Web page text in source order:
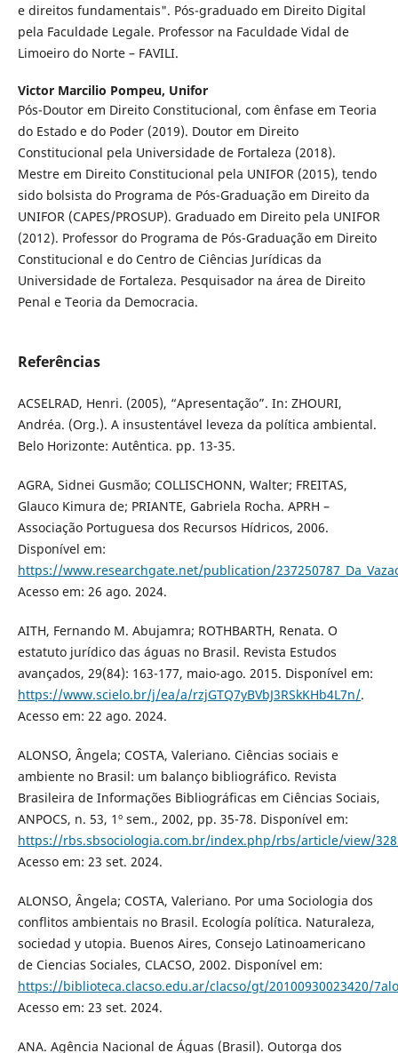
e direitos fundamentais". Pós-graduado em Direito Digital
pela Faculdade Legale. Professor na Faculdade Vidal de
Limoeiro do Norte – FAVILI.
Victor Marcilio Pompeu, Unifor
Pós-Doutor em Direito Constitucional, com ênfase em Teoria
do Estado e do Poder (2019). Doutor em Direito
Constitucional pela Universidade de Fortaleza (2018).
Mestre em Direito Constitucional pela UNIFOR (2015), tendo
sido bolsista do Programa de Pós-Graduação em Direito da
UNIFOR (CAPES/PROSUP). Graduado em Direito pela UNIFOR
(2012). Professor do Programa de Pós-Graduação em Direito
Constitucional e do Centro de Ciências Jurídicas da
Universidade de Fortaleza. Pesquisador na área de Direito
Penal e Teoria da Democracia.
Referências
ACSELRAD, Henri. (2005), “Apresentação”. In: ZHOURI,
Andréa. (Org.). A insustentável leveza da política ambiental.
Belo Horizonte: Autêntica. pp. 13-35.
AGRA, Sidnei Gusmão; COLLISCHONN, Walter; FREITAS,
Glauco Kimura de; PRIANTE, Gabriela Rocha. APRH –
Associação Portuguesa dos Recursos Hídricos, 2006.
Disponível em:
https://www.researchgate.net/publication/
Acesso em: 26 ago. 2024.
AITH, Fernando M. Abujamra; ROTHBARTH, Renata. O
estatuto jurídico das águas no Brasil. Revista Estudos
avançados, 29(84): 163-177, maio-ago. 2015. Disponível em:
https://www.scielo.br/j/ea/a/rzjGTQ7yBVbJ3RSkKHb4L7n/.
Acesso em: 22 ago. 2024.
ALONSO, Ângela; COSTA, Valeriano. Ciências sociais e
ambiente no Brasil: um balanço bibliográfico. Revista
Brasileira de Informações Bibliográficas em Ciências Sociais,
ANPOCS, n. 53, 1º sem., 2002, pp. 35-78. Disponível em:
https://rbs.sbsociologia.com.br/index.php/rbs/article/view/
Acesso em: 23 set. 2024.
ALONSO, Ângela; COSTA, Valeriano. Por uma Sociologia dos
conflitos ambientais no Brasil. Ecología política. Naturaleza,
sociedad y utopia. Buenos Aires, Consejo Latinoamericano
de Ciencias Sociales, CLACSO, 2002. Disponível em:
https://biblioteca.clacso.edu.ar/clacso/gt/20100930023420/
Acesso em: 23 set. 2024.
ANA. Agência Nacional de Águas (Brasil). Outorga dos